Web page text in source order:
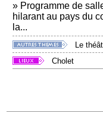
» Programme de
hilarant au pays du
la...
Le
Cholet